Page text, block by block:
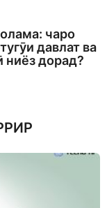
чаро
давлат ва
ниёз дорад?